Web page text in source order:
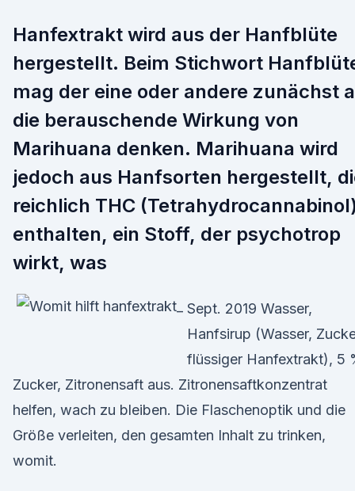
Hanfextrakt wird aus der Hanfblüte
hergestellt. Beim Stichwort
mag der eine oder andere zunächst
die berauschende Wirkung von
Marihuana denken. Marihuana wird
jedoch aus Hanfsorten hergestellt,
reichlich THC
enthalten, ein Stoff, der psychotrop
wirkt, was
Sept. 2019 Wasser,
Hanfsirup (Wasser,
flüssiger Hanfextrakt), 5
Zucker, Zitronensaft aus. Zitronensaftkonzentrat
helfen, wach zu bleiben. Die Flaschenoptik und die
Größe verleiten, den gesamten Inhalt zu trinken,
womit.